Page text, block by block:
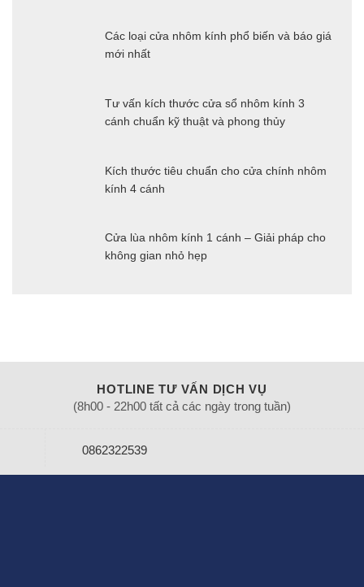
Các loại cửa nhôm kính phổ biến và báo giá
mới nhất
Tư vấn kích thước cửa sổ nhôm kính 3
cánh chuẩn kỹ thuật và phong thủy
Kích thước tiêu chuẩn cho cửa chính nhôm
kính 4 cánh
Cửa lùa nhôm kính 1 cánh – Giải pháp cho
không gian nhỏ hẹp
HOTLINE TƯ VẤN DỊCH VỤ
(8h00 - 22h00 tất cả các ngày trong tuần)
0862322539